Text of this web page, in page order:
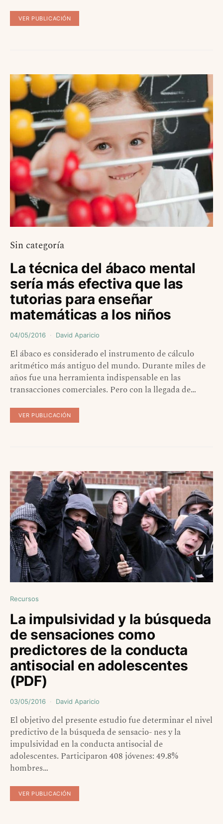
VER PUBLICACIÓN
Sin categoría
La técnica del ábaco mental
sería más efectiva que las
tutorias para enseñar
matemáticas a los niños
04/05/2016 David Aparicio
El ábaco es considerado el instrumento de cálculo
aritmético más antiguo del mundo. Durante miles de
años fue una herramienta indispensable en las
transacciones comerciales. Pero con la llegada de…
VER PUBLICACIÓN
Recursos
La impulsividad y la búsqueda
de sensaciones como
predictores de la conducta
antisocial en adolescentes
(PDF)
03/05/2016 David Aparicio
El objetivo del presente estudio fue determinar el nivel
predictivo de la búsqueda de sensacio- nes y la
impulsividad en la conducta antisocial de
adolescentes. Participaron 408 jóvenes: 49.8%
hombres…
VER PUBLICACIÓN